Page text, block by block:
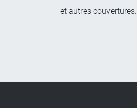
et autres couvertures.